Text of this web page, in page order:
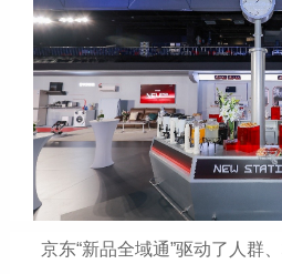
京东“新品全域通”驱动了人群